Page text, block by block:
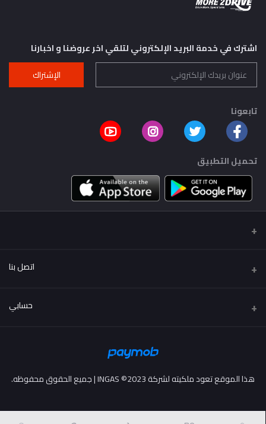
اشترك في خدمة البريد الإلكتروني لتلقي اخر عروضنا و اخبارنا
الإشتراك
تابعونا
تحميل التطبيق
اتصل بنا
عنوان
..
البريد الإلكتروني
حسابي
قائمة امنياتي
هذا الموقع تعود ملكيته لشركة INGAS ©2023 | جميع الحقوق محفوظه.